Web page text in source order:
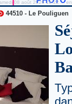
08 août 2026 16:22 ...
44510 - Le Pouliguen